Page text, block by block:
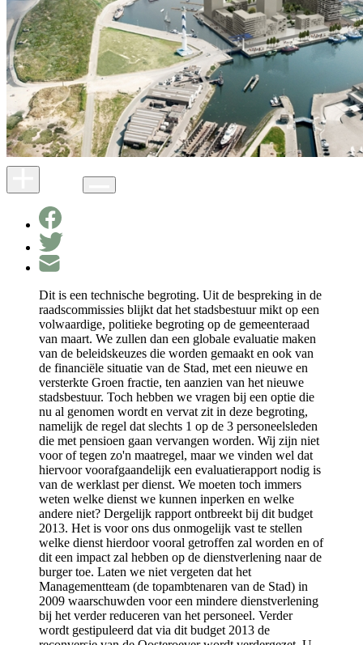
Dit is een technische begroting. Uit de bespreking in de
raadscommissies blijkt dat het stadsbestuur mikt op een
volwaardige, politieke begroting op de gemeenteraad
van maart. We zullen dan een globale evaluatie maken
van de beleidskeuzes die worden gemaakt en ook van
de financiële situatie van de Stad, met een nieuwe en
versterkte Groen fractie, ten aanzien van het nieuwe
stadsbestuur. Toch hebben we vragen bij een optie die
nu al genomen wordt en vervat zit in deze begroting,
namelijk de regel dat slechts 1 op de 3 personeelsleden
die met pensioen gaan vervangen worden. Wij zijn niet
voor of tegen zo'n maatregel, maar we vinden wel dat
hiervoor voorafgaandelijk een evaluatierapport nodig is
van de werklast per dienst. We moeten toch immers
weten welke dienst we kunnen inperken en welke
andere niet? Dergelijk rapport ontbreekt bij dit budget
2013. Het is voor ons dus onmogelijk vast te stellen
welke dienst hierdoor vooral getroffen zal worden en of
dit een impact zal hebben op de dienstverlening naar de
burger toe. Laten we niet vergeten dat het
Managementteam (de topambtenaren van de Stad) in
2009 waarschuwden voor een mindere dienstverlening
bij het verder reduceren van het personeel. Verder
wordt gestipuleerd dat via dit budget 2013 de